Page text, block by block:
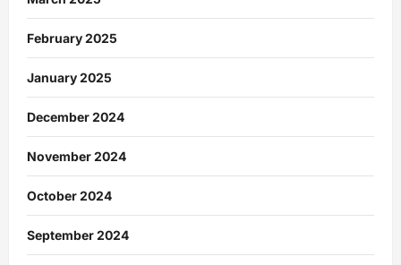
February 2025
January 2025
December 2024
November 2024
October 2024
September 2024